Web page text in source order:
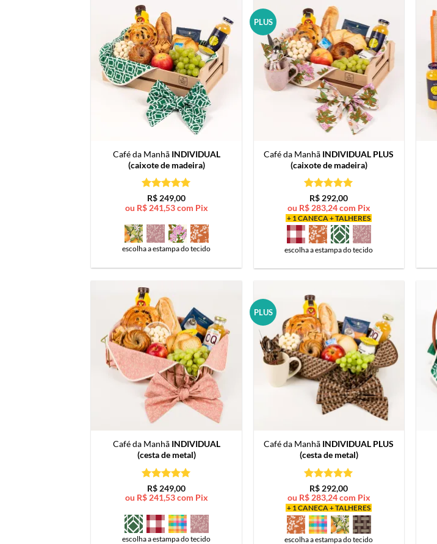
Café da Manhã INDIVIDUAL
(caixote de madeira)
Avaliação5
de 5
R$ 249,00
ou R$241,53com Pix
escolha a estampa do tecido
PLUS
Café da Manhã INDIVIDUAL PLUS
(caixote de madeira)
Avaliação5
de 5
R$ 292,00
ou R$283,24com Pix
+ 1 CANECA + TALHERES
escolha a estampa do tecido
Café da Manhã INDIVIDUAL
(cesta de metal)
Avaliação5
de 5
R$ 249,00
ou R$241,53com Pix
escolha a estampa do tecido
PLUS
Café da Manhã INDIVIDUAL PLUS
(cesta de metal)
Avaliação5
de 5
R$ 292,00
ou R$283,24com Pix
+ 1 CANECA + TALHERES
escolha a estampa do tecido